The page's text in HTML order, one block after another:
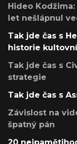
Hideo
let nešlápnul
Tak jde čas s
historie
Tak jde čas s
strategie
Tak jde čas s
Závislost na
špatný pán